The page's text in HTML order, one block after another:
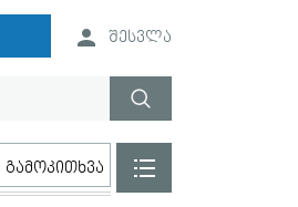
შესვლა
გამოკითხვა